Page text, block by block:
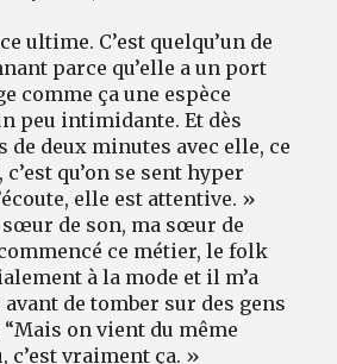
ultime. C’est quelqu’un de
parce qu’elle a un port
comme ça une espèce
peu intimidante. Et dès
de deux minutes avec elle, ce
qu’on se sent hyper
elle est attentive. »
sœur de son, ma sœur de
ce métier, le folk
à la mode et il m’a
de tomber sur des gens
on vient du même
c’est vraiment ça. »